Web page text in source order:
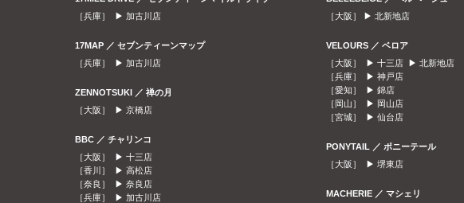
［兵庫］ ▶ 加古川店
17MAP ／ セブンティーンマップ
［兵庫］ ▶ 加古川店
ZENNOTSUKI ／ 禅の月
［大阪］ ▶ 京橋店
BBC ／ チャリンコ
［大阪］ ▶ 十三店
［香川］ ▶ 高松店
［奈良］ ▶ 奈良店
［兵庫］ ▶ 加古川店
［大阪］ ▶ 北新地店
VELOURS ／ ベロア
［大阪］ ▶ 十三店 ▶ 北新地店
［兵庫］ ▶ 神戸店
［愛知］ ▶ 錦店
［岡山］ ▶ 岡山店
［宮城］ ▶ 仙台店
PONYTAIL ／ ポニーテール
［大阪］ ▶ 堺東店
MACHERIE ／ マシェリ